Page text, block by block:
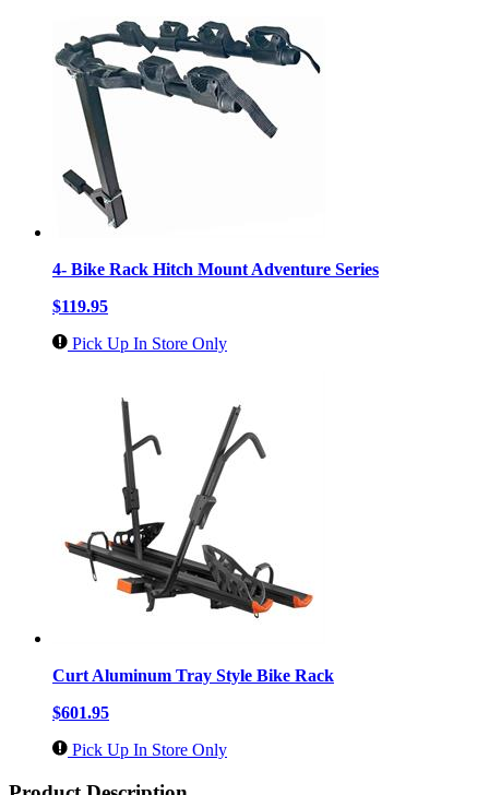
4- Bike Rack Hitch Mount Adventure Series
$119.95
Pick Up In Store Only
Curt Aluminum Tray Style Bike Rack
$601.95
Pick Up In Store Only